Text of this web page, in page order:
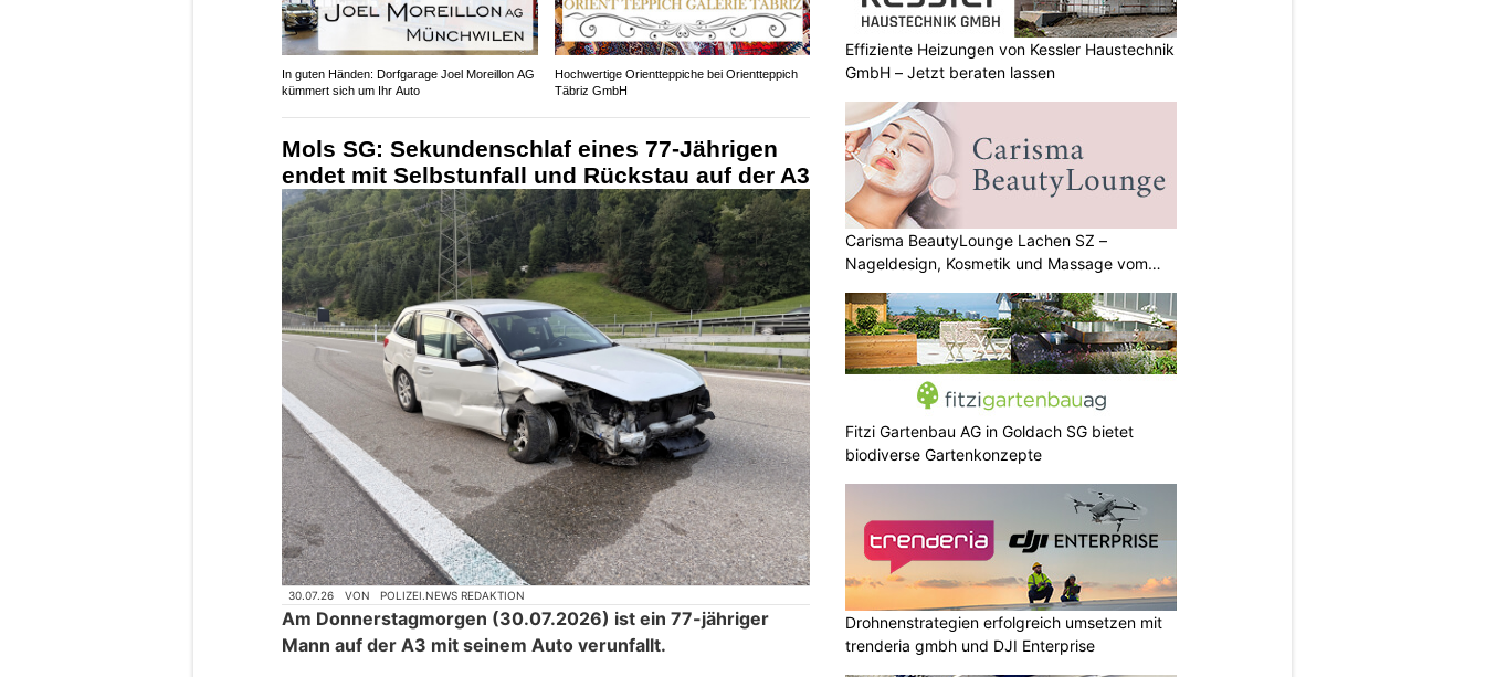
In guten Händen: Dorfgarage Joel Moreillon AG
kümmert sich um Ihr Auto
Hochwertige Orientteppiche bei Orientteppich
Täbriz GmbH
Mols SG: Sekundenschlaf eines 77-Jährigen
endet mit Selbstunfall und Rückstau auf der A3
30.07.26 VON POLIZEI.NEWS REDAKTION
Am Donnerstagmorgen (30.07.2026) ist ein 77-jähriger
Mann auf der A3 mit seinem Auto verunfallt.
Effiziente Heizungen von Kessler Haustechnik
GmbH – Jetzt beraten lassen
Carisma BeautyLounge Lachen SZ –
Nageldesign, Kosmetik und Massage vom
Fitzi Gartenbau AG in Goldach SG bietet
biodiverse Gartenkonzepte
Drohnenstrategien erfolgreich umsetzen mit
trenderia gmbh und DJI Enterprise